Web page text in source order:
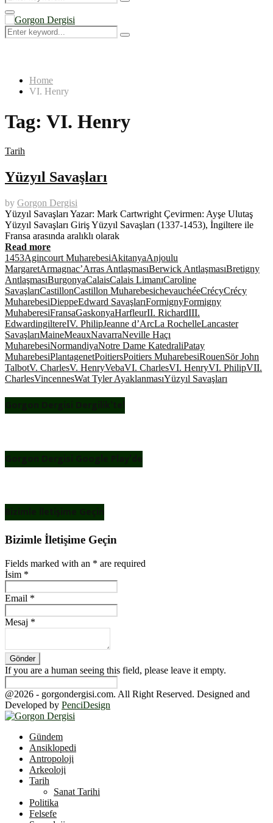
for:
Search
Primary
Menu
Search
for:
Search
Home
VI. Henry
Tag: VI. Henry
Tarih
Yüzyıl Savaşları
by Gorgon Dergisi
Yüzyıl Savaşları Yazar: Mark Cartwright Çevirmen: Ayşe Ulutaş
Yüzyıl Savaşları Giriş Yüzyıl Savaşları (1337-1453), İngiltere ile
Fransa arasında aralıklı olarak
Read more
1453Agincourt MuharebesiAkitanyaAnjoulu
MargaretArmagnac’Arras AntlaşmasıBerwick AntlaşmasıBretigny
AntlaşmasıBurgonyaCalaisCalais LimanıCaroline
SavaşlarıCastillonCastillon MuharebesichevauchéeCrécyCrécy
MuharebesiDieppeEdward SavaşlarıFormignyFormigny
MuhaberesiFransaGaskonyaHarfleurII. RichardIII.
EdwardingiltereIV. PhilipJeanne d’ArcLa RochelleLancaster
SavaşlarıMaineMeauxNavarraNeville Haçı
MuharebesiNormandiyaNotre Dame KatedraliPatay
MuharebesiPlantagenetPoitiersPoitiers MuharebesiRouenSör John
TalbotV. CharlesV. HenryVebaVI. CharlesVI. HenryVI. PhilipVII.
CharlesVincennesWat Tyler AyaklanmasıYüzyıl Savaşları
Gorgon Dergisi Dergilik’te!
Gorgon Dergisi Google Play’de
Bizimle İletişime Geçin
Bizimle İletişime Geçin
Fields marked with an * are required
İsim *
Email *
Mesaj *
If you are a human seeing this field, please leave it empty.
@2026 - gorgondergisi.com. All Right Reserved. Designed and
Developed by PenciDesign
Gündem
Ansiklopedi
Antropoloji
Arkeoloji
Tarih
Sanat Tarihi
Politika
Felsefe